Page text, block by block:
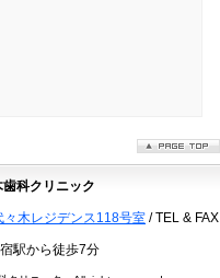
PAGETOP
科クリニック
木レジデンス118号室 / TEL & FAX
駅から徒歩7分